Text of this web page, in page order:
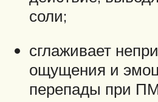
соли;
сглаживает
ощущения и
перепады при